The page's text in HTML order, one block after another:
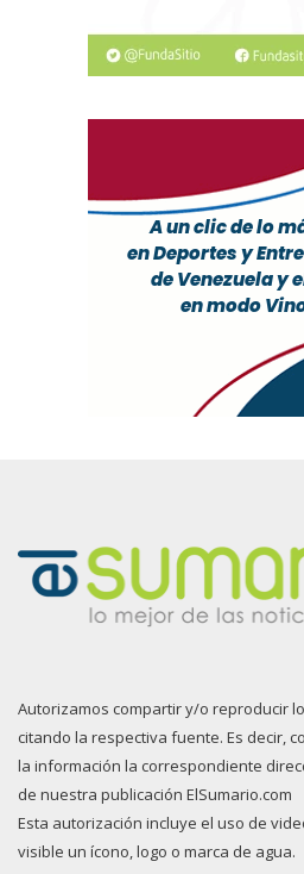
Autorizamos compartir y/o reproducir
citando la respectiva fuente. Es decir,
la información la correspondiente
de nuestra publicación ElSumario.com
Esta autorización incluye el uso de
visible un ícono, logo o marca de agua.